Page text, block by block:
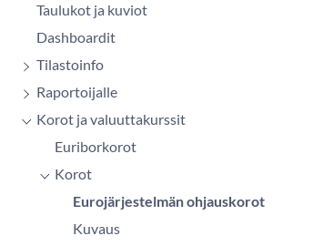
Taulukot ja kuviot
Dashboardit
Tilastoinfo
Raportoijalle
Korot ja valuuttakurssit
Euriborkorot
Korot
Eurojärjestelmän ohjauskorot
Kuvaus